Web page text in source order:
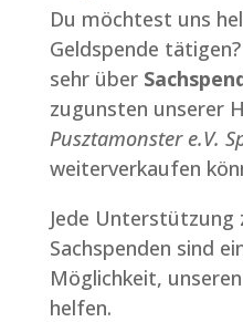
Du möchtest uns
Geldspende
sehr über
zugunsten unserer
Pusztamonster e.V.
weiterverkaufen
Jede Unterstützung
Sachspenden sind
Möglichkeit,
helfen.